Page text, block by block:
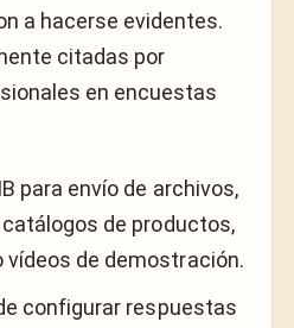
a hacerse evidentes.
citadas por
en encuestas
para envío de archivos,
de productos,
de demostración.
configurar respuestas